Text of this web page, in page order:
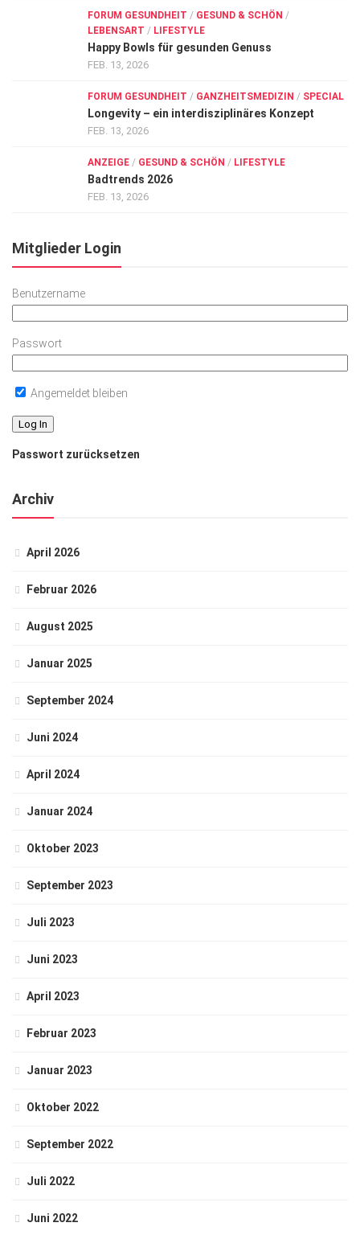
FORUM GESUNDHEIT / GESUND & SCHÖN /
LEBENSART / LIFESTYLE
Happy Bowls für gesunden Genuss
FEB. 13, 2026
FORUM GESUNDHEIT / GANZHEITSMEDIZIN / SPECIAL
Longevity – ein interdisziplinäres Konzept
FEB. 13, 2026
ANZEIGE / GESUND & SCHÖN / LIFESTYLE
Badtrends 2026
FEB. 13, 2026
Mitglieder Login
Benutzername
Passwort
Angemeldet bleiben
Passwort zurücksetzen
Archiv
April 2026
Februar 2026
August 2025
Januar 2025
September 2024
Juni 2024
April 2024
Januar 2024
Oktober 2023
September 2023
Juli 2023
Juni 2023
April 2023
Februar 2023
Januar 2023
Oktober 2022
September 2022
Juli 2022
Juni 2022